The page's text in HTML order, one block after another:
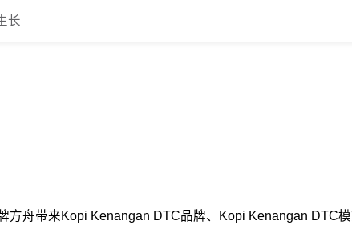
长
方舟带来Kopi Kenangan DTC品牌、Kopi Kenangan DTC